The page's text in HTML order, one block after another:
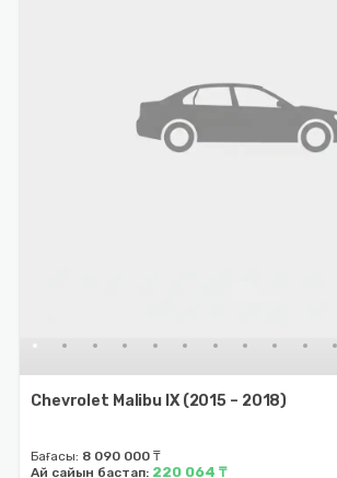
Chevrolet Malibu IX (2015 – 2018)
Бағасы: 8 090 000 ₸
Ай сайын бастап: 220 064 ₸